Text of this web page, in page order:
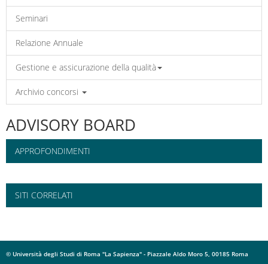
Seminari
Relazione Annuale
Gestione e assicurazione della qualità
Archivio concorsi
ADVISORY BOARD
APPROFONDIMENTI
SITI CORRELATI
© Università degli Studi di Roma "La Sapienza" - Piazzale Aldo Moro 5, 00185 Roma